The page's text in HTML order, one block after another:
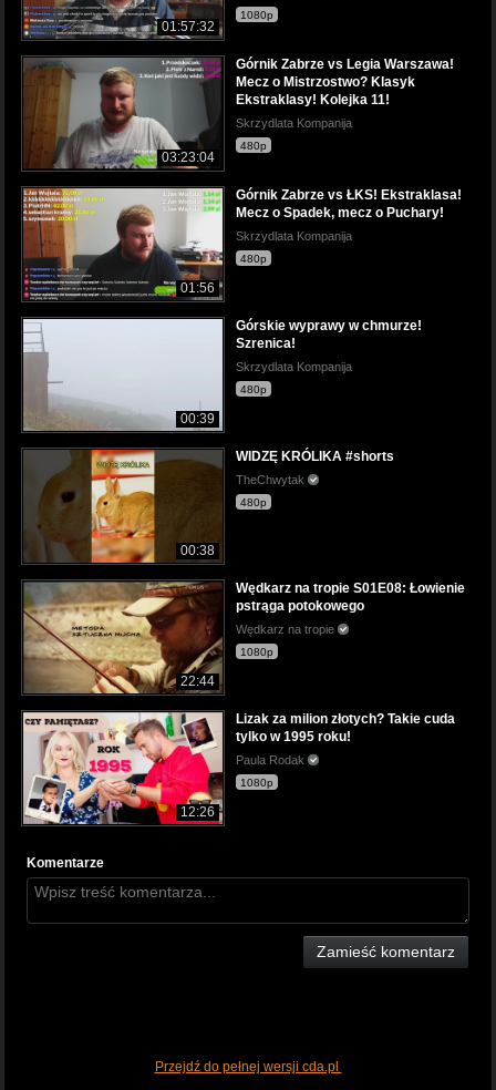
01:57:32
1080p
03:23:04
Górnik Zabrze vs Legia Warszawa!
Mecz o Mistrzostwo? Klasyk
Ekstraklasy! Kolejka 11!
Skrzydlata Kompanija
480p
01:56
Górnik Zabrze vs ŁKS! Ekstraklasa!
Mecz o Spadek, mecz o Puchary!
Skrzydlata Kompanija
480p
00:39
Górskie wyprawy w chmurze!
Szrenica!
Skrzydlata Kompanija
480p
00:38
WIDZĘ KRÓLIKA #shorts
TheChwytak
480p
22:44
Wędkarz na tropie S01E08: Łowienie
pstrąga potokowego
Wędkarz na tropie
1080p
12:26
Lizak za milion złotych? Takie cuda
tylko w 1995 roku!
Paula Rodak
1080p
Komentarze
Zamieść komentarz
Przejdź do pełnej wersji cda.pl